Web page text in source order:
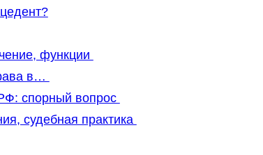
функции
в…
спорный вопрос
судебная практика